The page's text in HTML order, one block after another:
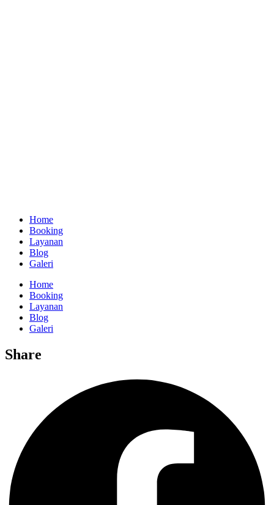
Home
Booking
Layanan
Blog
Galeri
Home
Booking
Layanan
Blog
Galeri
Share